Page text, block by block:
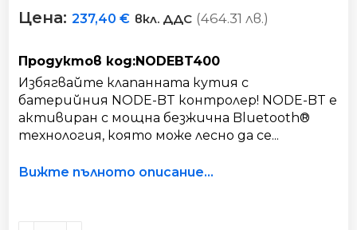
Цена:237,40€ вкл. ДДС (464.31 лв.)
Продуктов код:NODEBT400
Избягвайте клапанната кутия с
батерийния NODE-BT контролер! NODE-BT е
активиран с мощна безжична Bluetooth®
технология, която може лесно да се...
Вижте пълното описание...